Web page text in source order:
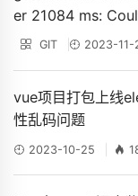
er 21084 ms:
GIT 2023-11-
vue项目打包上线
性乱码问题
2023-10-25